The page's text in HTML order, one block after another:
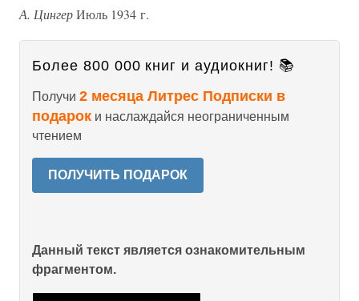
А. ЦингерИюль 1934 г.
Более 800 000 книг и аудиокниг! 📚
Получи 2 месяца Литрес Подписки в
подарок и наслаждайся неограниченным
чтением
ПОЛУЧИТЬ ПОДАРОК
Данный текст является ознакомительным
фрагментом.